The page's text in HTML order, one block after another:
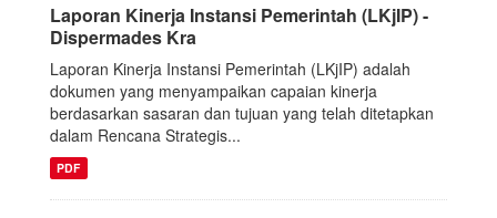
Laporan Kinerja Instansi Pemerintah (LKjIP) -
Dispermades Kra
Laporan Kinerja Instansi Pemerintah (LKjIP) adalah
dokumen yang menyampaikan capaian kinerja
berdasarkan sasaran dan tujuan yang telah ditetapkan
dalam Rencana Strategis...
PDF